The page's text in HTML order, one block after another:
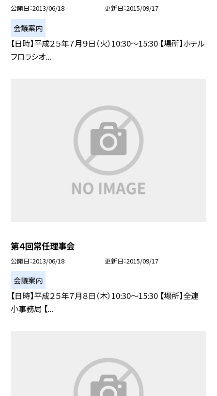
公開日 2013/06/18 更新日 2015/09/17
会議案内
【日時】平成２５年７月９日（火）10:30〜15:30 【場所】ホテル
フロラシオ...
第４回常任理事会
公開日 2013/06/18 更新日 2015/09/17
会議案内
【日時】平成２５年７月８日（木）10:30〜15:30 【場所】全連
小事務局 【...